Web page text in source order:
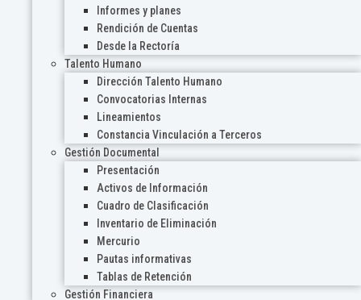
Informes y planes
Rendición de Cuentas
Desde la Rectoría
Talento Humano
Dirección Talento Humano
Convocatorias Internas
Lineamientos
Constancia Vinculación a Terceros
Gestión Documental
Presentación
Activos de Información
Cuadro de Clasificación
Inventario de Eliminación
Mercurio
Pautas informativas
Tablas de Retención
Gestión Financiera